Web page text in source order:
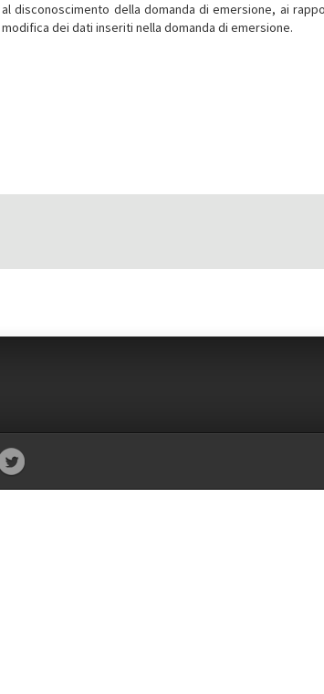
disconoscimento della domanda di emersione, ai
dei dati inseriti nella domanda di emersione.